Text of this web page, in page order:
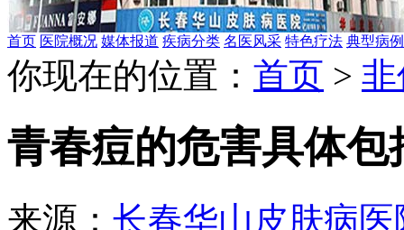
首页 医院概况 媒体报道 疾病分类 名医风采 特色疗法 典型病例
你现在的位置： 首页 >
青春痘的危害具体包
来源： 长春华山皮肤病医